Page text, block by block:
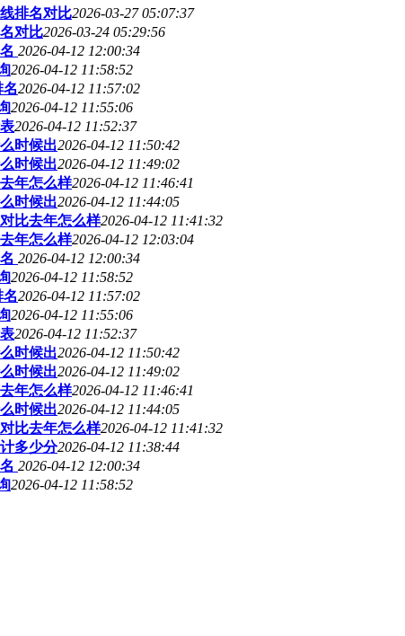
排名对比2026-03-27 05:07:37
对比2026-03-24 05:29:56
2026-04-12 12:00:34
2026-04-12 11:58:52
2026-04-12 11:57:02
2026-04-12 11:55:06
2026-04-12 11:52:37
时候出2026-04-12 11:50:42
时候出2026-04-12 11:49:02
年怎么样2026-04-12 11:46:41
时候出2026-04-12 11:44:05
比去年怎么样2026-04-12 11:41:32
年怎么样2026-04-12 12:03:04
2026-04-12 12:00:34
2026-04-12 11:58:52
2026-04-12 11:57:02
2026-04-12 11:55:06
2026-04-12 11:52:37
时候出2026-04-12 11:50:42
时候出2026-04-12 11:49:02
年怎么样2026-04-12 11:46:41
时候出2026-04-12 11:44:05
比去年怎么样2026-04-12 11:41:32
多少分2026-04-12 11:38:44
2026-04-12 12:00:34
2026-04-12 11:58:52